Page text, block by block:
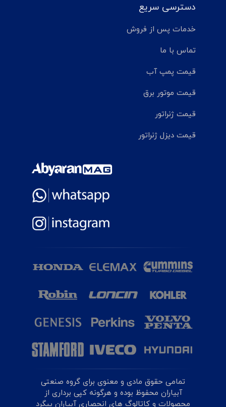
دسترسی سریع
خدمات پس از فروش
تماس با ما
قیمت پمپ آب
قیمت موتور برق
قیمت ژنراتور
قیمت دیزل ژنراتور
تمامی حقوق مادی و معنوی برای گروه صنعتی
آبیاران محفوظ بوده و هرگونه کپی برداری از
محصولات و کاتالوگ های انحصاری آبیاران پیگرد